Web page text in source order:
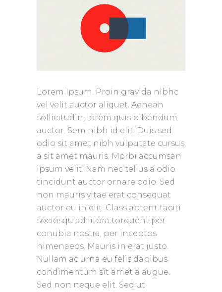
Lorem Ipsum. Proin gravida nibhc
vel velit auctor aliquet. Aenean
sollicitudin, lorem quis bibendum
auctor. Sem nibh id elit. Duis sed
odio sit amet nibh vulputate cursus
a sit amet mauris. Morbi accumsan
ipsum velit. Nam nec tellus a odio
tincidunt auctor ornare odio. Sed
non mauris vitae erat consequat
auctor eu in elit. Class aptent taciti
sociosqu ad litora torquent per
conubia nostra, per inceptos
himenaeos. Mauris in erat justo.
Nullam ac urna eu felis dapibus
condimentum sit amet a augue.
Sed non neque elit. Sed ut